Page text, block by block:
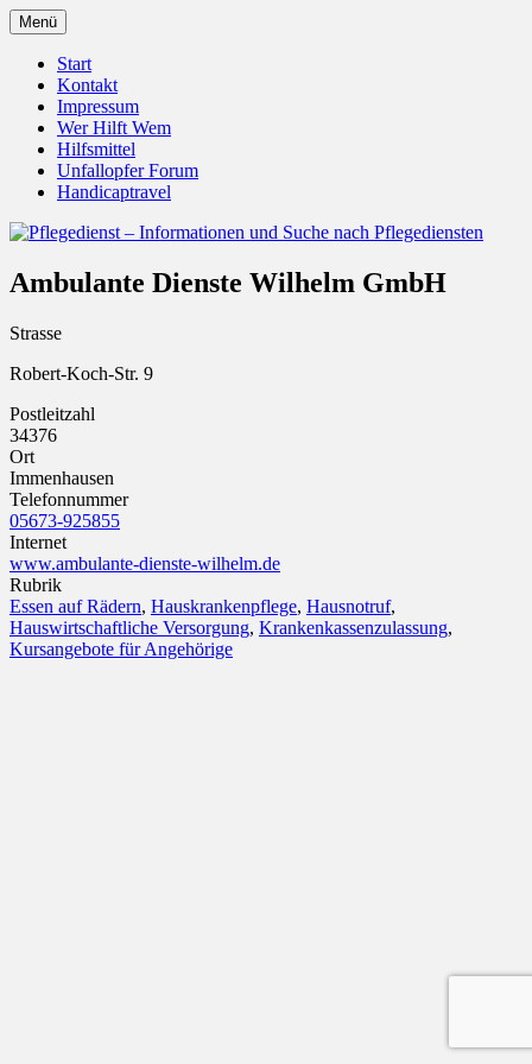
Zum
Inhalt
springen
Pflegedienst – Informationen
und Suche nach Pflegediensten
Unfallopfer – Hilfswerk
Menü
Start
Kontakt
Impressum
Wer Hilft Wem
Hilfsmittel
Unfallopfer Forum
Handicaptravel
Ambulante Dienste Wilhelm GmbH
Strasse
Robert-Koch-Str. 9
Postleitzahl
34376
Ort
Immenhausen
Telefonnummer
05673-925855
Internet
www.ambulante-dienste-wilhelm.de
Rubrik
Essen auf Rädern, Hauskrankenpflege, Hausnotruf,
Hauswirtschaftliche Versorgung, Krankenkassenzulassung,
Kursangebote für Angehörige